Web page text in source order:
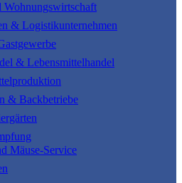
Wohnungswirtschaft
& Logistikunternehmen
& Lebensmittelhandel
& Backbetriebe
Mäuse-Service